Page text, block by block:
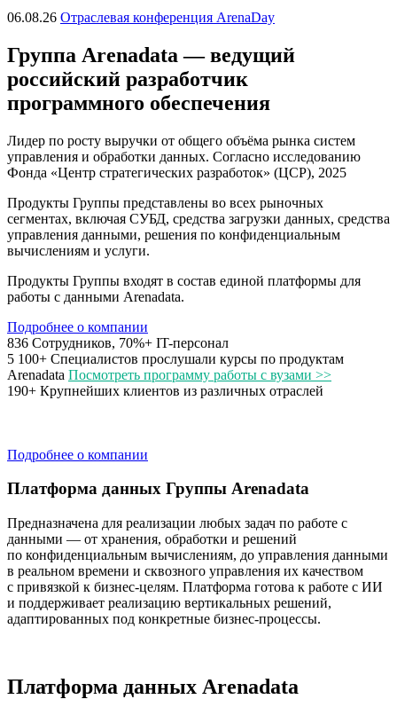
06.08.26 Отраслевая конференция ArenaDay
Группа Arenadata — ведущий
российский разработчик
программного обеспечения
Лидер по росту выручки от общего объёма рынка систем
управления и обработки данных. Согласно исследованию
Фонда «Центр стратегических разработок» (ЦСР), 2025
Продукты Группы представлены во всех рыночных
сегментах, включая СУБД, средства загрузки данных, средства
управления данными, решения по конфиденциальным
вычислениям и услуги.
Продукты Группы входят в состав единой платформы для
работы с данными Arenadata.
Подробнее о компании
836 Сотрудников, 70%+ IT-персонал
5 100+ Специалистов прослушали курсы по продуктам
Arenadata Посмотреть программу работы с вузами >>
190+ Крупнейших клиентов из различных отраслей
Подробнее о компании
Платформа данных Группы Arenadata
Предназначена для реализации любых задач по работе с
данными — от хранения, обработки и решений
по конфиденциальным вычислениям, до управления данными
в реальном времени и сквозного управления их качеством
с привязкой к бизнес-целям. Платформа готова к работе с ИИ
и поддерживает реализацию вертикальных решений,
адаптированных под конкретные бизнес-процессы.
Платформа данных Arenadata